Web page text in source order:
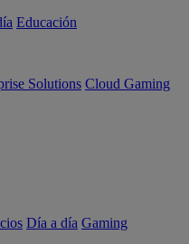
Educación
Solutions Cloud Gaming
Día a día Gaming